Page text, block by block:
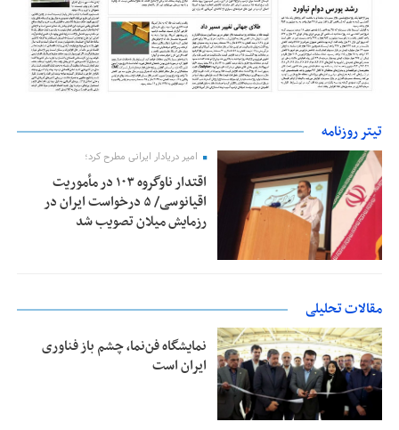
تیتر روزنامه
امیر دریادار ایرانی مطرح کرد؛
اقتدار ناوگروه ۱۰۳ در مأموریت‌
اقیانوسی/ ۵ درخواست ایران در
رزمایش میلان تصویب شد
مقالات تحلیلی
نمایشگاه فن‌نما، چشم باز فناوری
ایران است